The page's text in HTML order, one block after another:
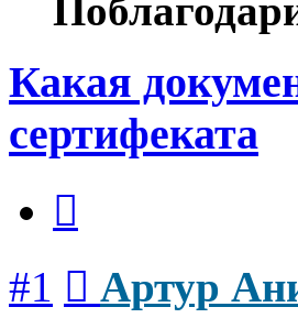
Какая
сертифеката
#1 Артур